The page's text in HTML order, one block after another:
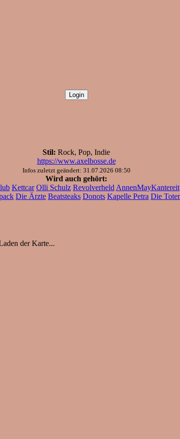
Stil: Rock, Pop, Indie
https://www.axelbosse.de
Infos zuletzt geändert: 31.07.2026 08:50
Wird auch gehört:
Kettcar Olli Schulz Revolverheld AnnenMayKantereit
Die Ärzte Beatsteaks Donots Kapelle Petra Die
der Karte...